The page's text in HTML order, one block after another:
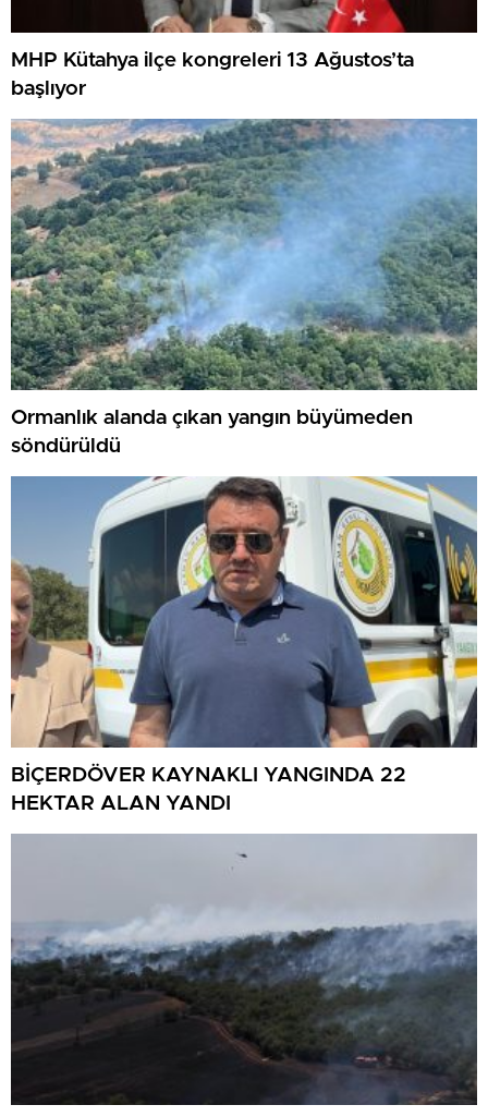
MHP Kütahya ilçe kongreleri 13 Ağustos’ta
başlıyor
Ormanlık alanda çıkan yangın büyümeden
söndürüldü
BİÇERDÖVER KAYNAKLI YANGINDA 22
HEKTAR ALAN YANDI